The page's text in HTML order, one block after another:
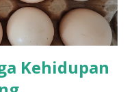
Kehidupan